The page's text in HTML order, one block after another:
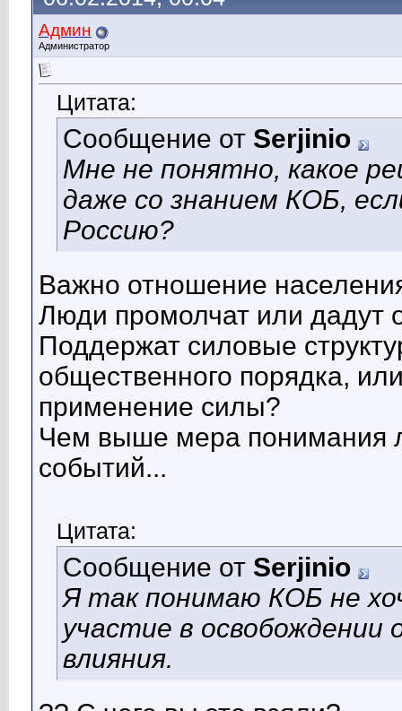
Админ
Администратор
Цитата:
Сообщение от Serjinio
Мне не понятно, какое
даже со знанием КОБ,
Россию?
Важно отношение
Люди промолчат или дадут
Поддержат силовые
общественного порядка,
применение силы?
Чем выше мера понимания
событий...
Цитата:
Сообщение от Serjinio
Я так понимаю КОБ не
участие в освобождении
влияния.